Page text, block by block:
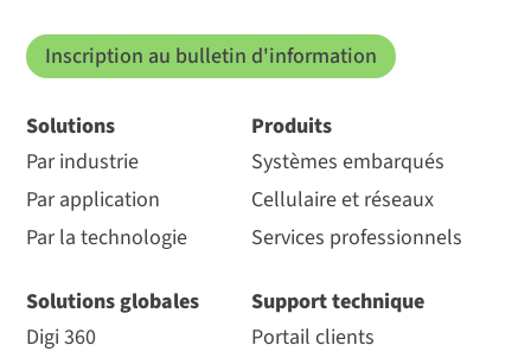
Inscription au bulletin d'information
Solutions
Par industrie
Par application
Par la technologie
Solutions globales
Digi 360
Produits
Systèmes embarqués
Cellulaire et réseaux
Services professionnels
Support technique
Portail clients